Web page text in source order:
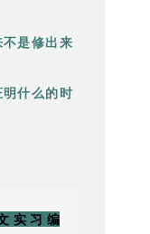
是修出来
什么的时
实习编